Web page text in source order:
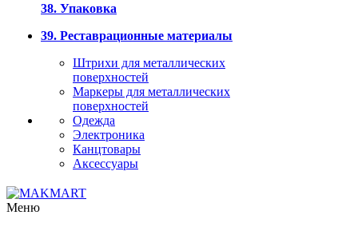
38. Упаковка
39. Реставрационные материалы
Штрихи для металлических
поверхностей
Маркеры для металлических
поверхностей
Одежда
Электроника
Канцтовары
Аксессуары
Меню